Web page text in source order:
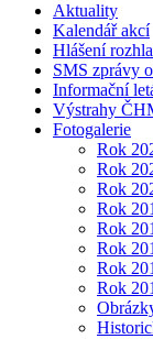
Aktuality
Kalendář akcí
Hlášení
SMS zprávy
Informační
Výstrahy
Fotogalerie
Rok
Rok
Rok
Rok
Rok
Rok
Rok
Rok